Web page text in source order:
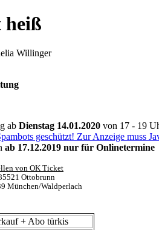
heiß
Willinger
ab Dienstag 14.01.2020von 17 - 19
geschützt! Zur Anzeige muss
ab 17.12.2019 nur für Onlinetermine
von OK Ticket
Ottobrunn
München/Waldperlach
+ Abo türkis